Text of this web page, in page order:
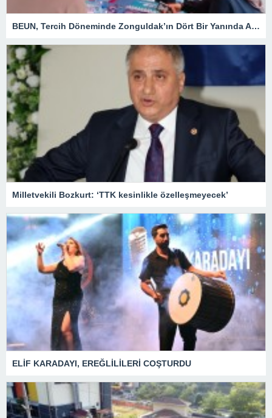
BEUN, Tercih Döneminde Zonguldak’ın Dört Bir Yanında Aday Öğrencilerle Buluşuyor
Milletvekili Bozkurt: ‘TTK kesinlikle özelleşmeyecek’
ELİF KARADAYI, EREĞLİLİLERİ COŞTURDU